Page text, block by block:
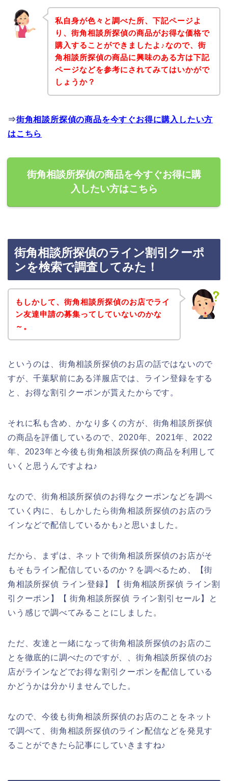
私自身が色々と調べた所、下記ページよ
り、街角相談所探偵の商品がお得な価格で
購入することができましたよ♪なので、街
角相談所探偵の商品に興味のある方は下記
ページなどを参考にされてみてはいかがで
しょうか？
⇒街角相談所探偵の商品を今すぐお得に購入したい方
はこちら
街角相談所探偵の商品を今すぐお得に購
入したい方はこちら
街角相談所探偵のライン割引クーポ
ンを検索で調査してみた！
もしかして、街角相談所探偵のお店でライ
ン友達申請の募集ってしていないのかな
～。
というのは、街角相談所探偵のお店の話ではないので
すが、千葉駅前にある洋服店では、ライン登録をする
と、お得な割引クーポンが貰えたからです。
それに私も含め、かなり多くの方が、街角相談所探偵
の商品を評価しているので、2020年、2021年、2022
年、2023年と今後も街角相談所探偵の商品を利用して
いくと思うんですよね♪
なので、街角相談所探偵のお得なクーポンなどを調べ
ていく内に、もしかしたら街角相談所探偵のお店のラ
インなどで配信しているかも♪と思いました。
だから、まずは、ネットで街角相談所探偵のお店がそ
もそもライン配信しているのか？を調べるため、【街
角相談所探偵 ライン登録】【 街角相談所探偵 ライン割
引クーポン】【 街角相談所探偵 ライン割引セール】と
いう感じで調べてみることにしました。
ただ、友達と一緒になって街角相談所探偵のお店のこ
とを徹底的に調べたのですが、、街角相談所探偵のお
店がラインなどでお得な割引クーポンを配信している
かどうかは分かりませんでした。
なので、今後も街角相談所探偵のお店のことをネット
で調べて、街角相談所探偵のライン配信などを発見す
ることができたら記事にしていきますね♪